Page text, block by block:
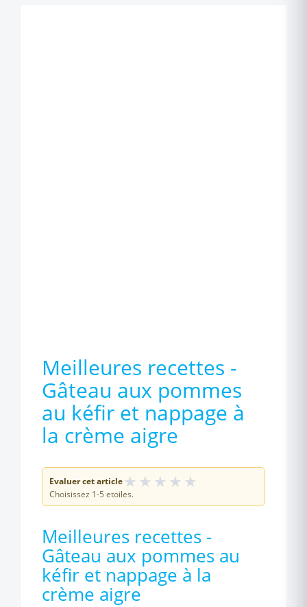
Meilleures recettes -
Gâteau aux pommes
au kéfir et nappage à
la crème aigre
Evaluer cet article★ ★ ★ ★ ★
Choisissez 1-5 etoiles.
Meilleures recettes -
Gâteau aux pommes au
kéfir et nappage à la
crème aigre